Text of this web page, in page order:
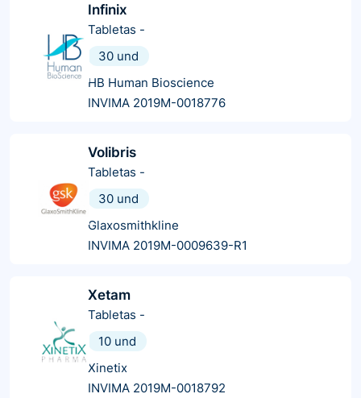
Infinix
Tabletas -
30 und
HB Human Bioscience
INVIMA 2019M-0018776
Volibris
Tabletas -
30 und
Glaxosmithkline
INVIMA 2019M-0009639-R1
Xetam
Tabletas -
10 und
Xinetix
INVIMA 2019M-0018792